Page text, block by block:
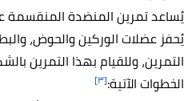
يُساعد تمرين المنضدة المنقسمة
يُحفز عضلات الوركين والحوض،
التمرين، وللقيام بهذا التمرين
الخطوات الآتية:[٣]